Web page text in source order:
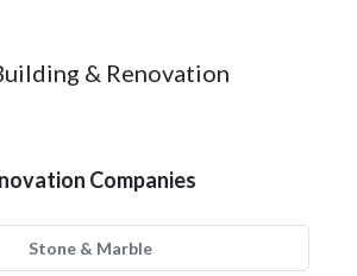
& Renovation
Companies
Stone & Marble